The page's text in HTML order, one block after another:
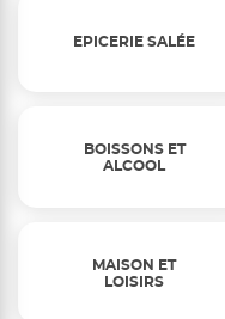
EPICERIE SALÉE
BOISSONS ET
ALCOOL
MAISON ET
LOISIRS